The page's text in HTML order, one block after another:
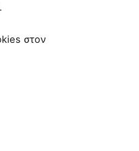
στον